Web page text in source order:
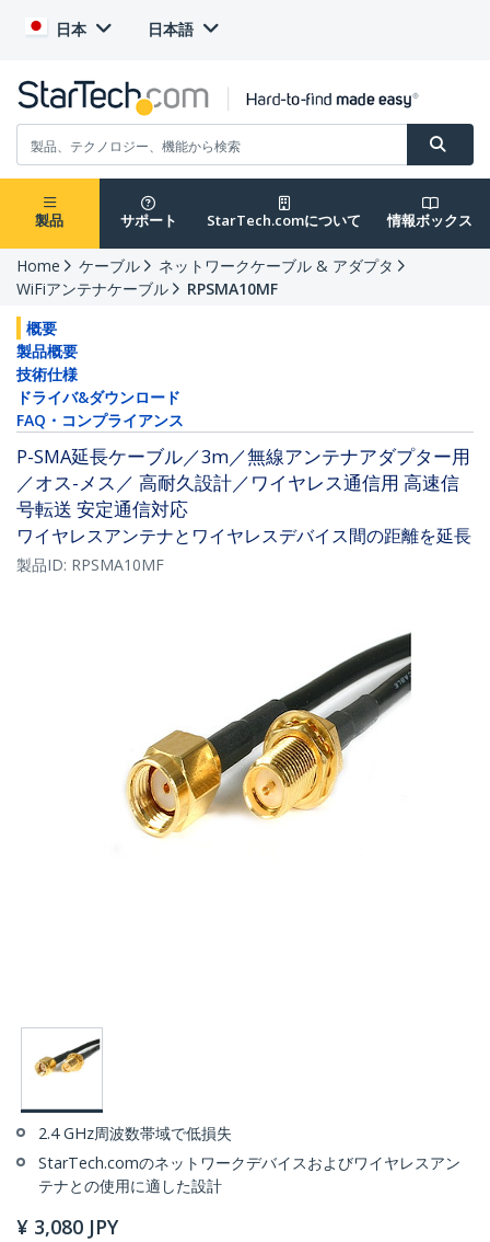
日本 日本語
製品 サポート StarTech.comについて 情報ボックス
Home ケーブル
ネットワークケーブル & アダプタ
WiFiアンテナケーブル
RPSMA10MF
概要
製品概要
技術仕様
ドライバ&ダウンロード
FAQ・コンプライアンス
P-SMA延長ケーブル／3m／無線アンテナアダプター用
／オス-メス／ 高耐久設計／ワイヤレス通信用 高速信
号転送 安定通信対応
ワイヤレスアンテナとワイヤレスデバイス間の距離を延長
製品ID: RPSMA10MF
2.4 GHz周波数帯域で低損失
StarTech.comのネットワークデバイスおよびワイヤレスアン
テナとの使用に適した設計
¥ 3,080 JPY